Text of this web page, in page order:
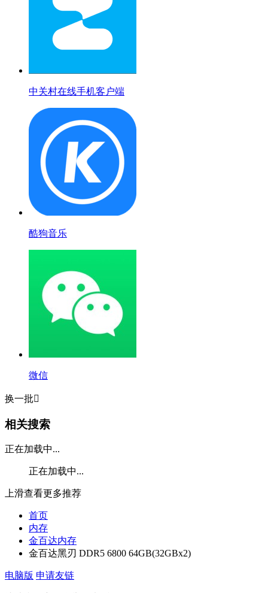
中关村在线手机客户端
酷狗音乐
微信
换一批
相关搜索
正在加载中...
正在加载中...
上滑查看更多推荐
首页
内存
金百达内存
金百达黑刃 DDR5 6800 64GB(32GBx2)
电脑版 申请友链